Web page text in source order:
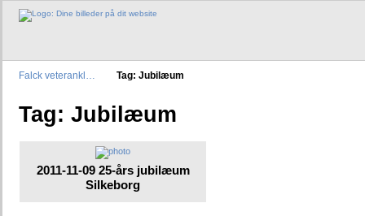
Falck veterankl… Tag: Jubilæum
Tag: Jubilæum
2011-11-09 25-års jubilæum
Silkeborg